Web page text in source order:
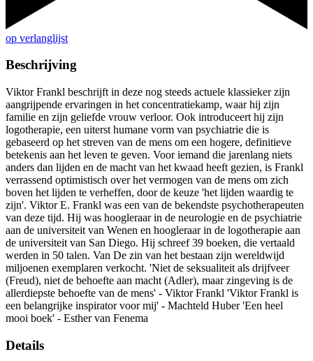
op verlanglijst
Beschrijving
Viktor Frankl beschrijft in deze nog steeds actuele klassieker zijn
aangrijpende ervaringen in het concentratiekamp, waar hij zijn
familie en zijn geliefde vrouw verloor. Ook introduceert hij zijn
logotherapie, een uiterst humane vorm van psychiatrie die is
gebaseerd op het streven van de mens om een hogere, definitieve
betekenis aan het leven te geven. Voor iemand die jarenlang niets
anders dan lijden en de macht van het kwaad heeft gezien, is Frankl
verrassend optimistisch over het vermogen van de mens om zich
boven het lijden te verheffen, door de keuze 'het lijden waardig te
zijn'. Viktor E. Frankl was een van de bekendste psychotherapeuten
van deze tijd. Hij was hoogleraar in de neurologie en de psychiatrie
aan de universiteit van Wenen en hoogleraar in de logotherapie aan
de universiteit van San Diego. Hij schreef 39 boeken, die vertaald
werden in 50 talen. Van De zin van het bestaan zijn wereldwijd
miljoenen exemplaren verkocht. 'Niet de seksualiteit als drijfveer
(Freud), niet de behoefte aan macht (Adler), maar zingeving is de
allerdiepste behoefte van de mens' - Viktor Frankl 'Viktor Frankl is
een belangrijke inspirator voor mij' - Machteld Huber 'Een heel
mooi boek' - Esther van Fenema
Details